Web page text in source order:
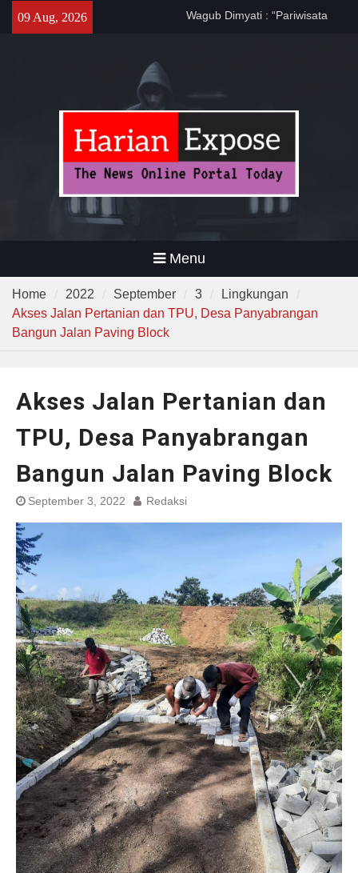
09 Aug, 2026
Wagub Dimyati : “Pariwisata
Banten
Program CKG Jemput Bola di
Labuan, Ribuan Warga
Antusias Periksa Kesehatan
Menu
Home 2022 September 3
Lingkungan
Akses Jalan Pertanian dan TPU, Desa Panyabrangan
Bangun Jalan Paving Block
Akses Jalan Pertanian dan
TPU, Desa Panyabrangan
Bangun Jalan Paving Block
September 3, 2022 Redaksi